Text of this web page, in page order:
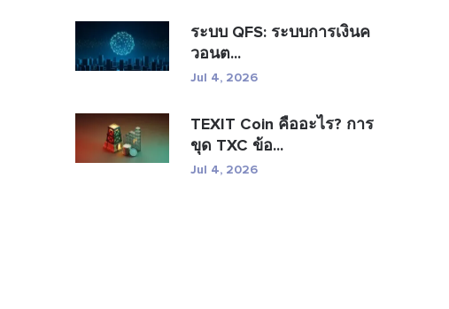
ระบบ QFS: ระบบการเงินค
วอนต...
Jul 4, 2026
TEXIT Coin คืออะไร? การ
ขุด TXC ข้อ...
Jul 4, 2026